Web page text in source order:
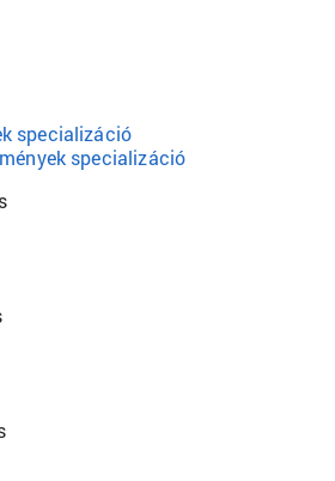
specializáció
specializáció